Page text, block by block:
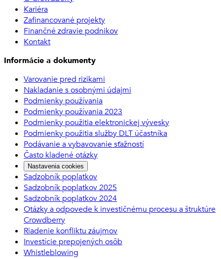
Kariéra
Zafinancované projekty
Finančné zdravie podnikov
Kontakt
Informácie a dokumenty
Varovanie pred rizikami
Nakladanie s osobnými údajmi
Podmienky používania
Podmienky používania 2023
Podmienky použitia elektronickej vývesky
Podmienky použitia služby DLT účastníka
Podávanie a vybavovanie sťažností
Často kladené otázky
Nastavenia cookies
Sadzobník poplatkov
Sadzobník poplatkov 2025
Sadzobník poplatkov 2024
Otázky a odpovede k investičnému procesu a štruktúre
Crowdberry
Riadenie konfliktu záujmov
Investície prepojených osôb
Whistleblowing